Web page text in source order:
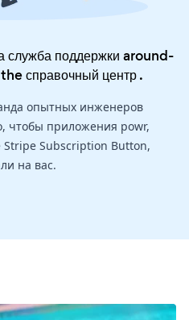
поддержки around-
справочный центр.
опытных инженеров
чтобы приложения powr,
Stripe Subscription Button,
на вас.